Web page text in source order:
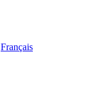
Français